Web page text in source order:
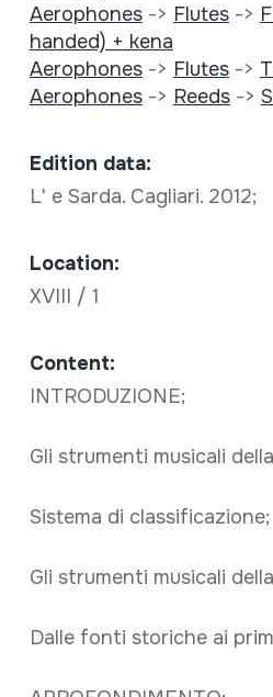
Aerophones-> Flutes->
handed) + kena
Aerophones-> Flutes->
Aerophones-> Reeds->
Edition data:
L' e Sarda. Cagliari. 2012;
Location:
XVIII / 1
Content:
INTRODUZIONE;
Gli strumenti musicali
Sistema di classificazione;
Gli strumenti musicali
Dalle fonti storiche ai